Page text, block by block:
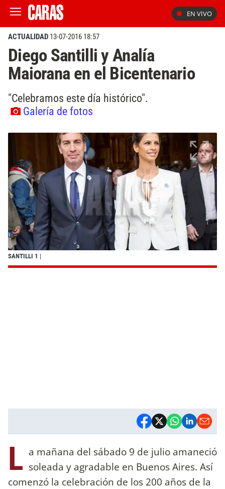
EN VIVO
ACTUALIDAD 13-07-2016 18:57
Diego Santilli y Analía
Maiorana en el Bicentenario
"Celebramos este día histórico".
Galería de fotos
SANTILLI 1 |
L a mañana del sábado 9 de julio amaneció
soleada y agradable en Buenos Aires. Así
comenzó la celebración de los 200 años de la